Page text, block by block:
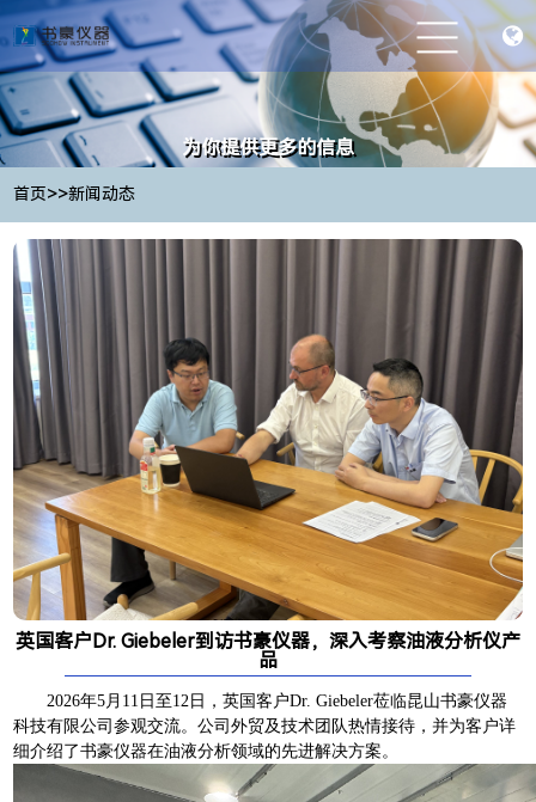
为你提供更多的信息
Provide you with more information
首页>>新闻动态
英国客户Dr. Giebeler到访书豪仪器，深入考察油液分析仪产
品
2026年5月11日至12日，英国客户Dr. Giebeler莅临昆山书豪仪器
科技有限公司参观交流。公司外贸及技术团队热情接待，并为客户详
细介绍了书豪仪器在油液分析领域的先进解决方案。